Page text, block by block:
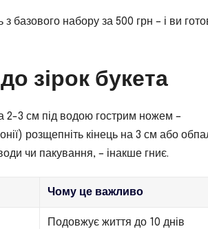
базового набору за 500 грн – і ви
зірок букета
2-3 см під водою гострим ножем –
розщепніть кінець на 3 см або
чи пакування, – інакше гниє.
Чому це важливо
Подовжує життя до 10 днів